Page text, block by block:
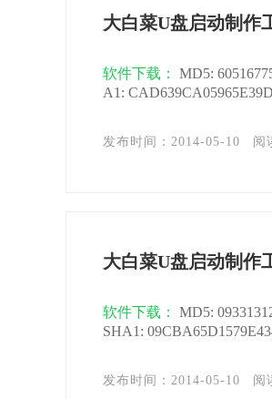
大白菜U盘启动制作
软件下载：
MD5:
A1:
发布时间：2014-05-10 阅
大白菜U盘启动制作
软件下载：
MD5:
SHA1:
发布时间：2014-05-10 阅